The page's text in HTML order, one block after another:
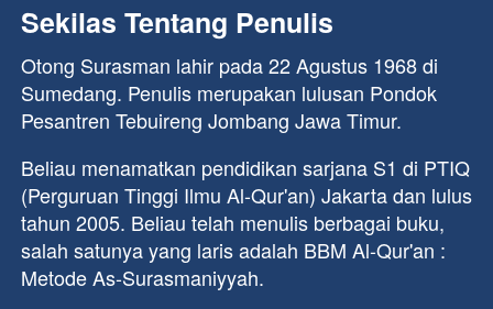
Sekilas Tentang Penulis
Otong Surasman lahir pada 22 Agustus 1968 di
Sumedang. Penulis merupakan lulusan Pondok
Pesantren Tebuireng Jombang Jawa Timur.
Beliau menamatkan pendidikan sarjana S1 di PTIQ
(Perguruan Tinggi Ilmu Al-Qur'an) Jakarta dan lulus
tahun 2005. Beliau telah menulis berbagai buku,
salah satunya yang laris adalah BBM Al-Qur'an :
Metode As-Surasmaniyyah.